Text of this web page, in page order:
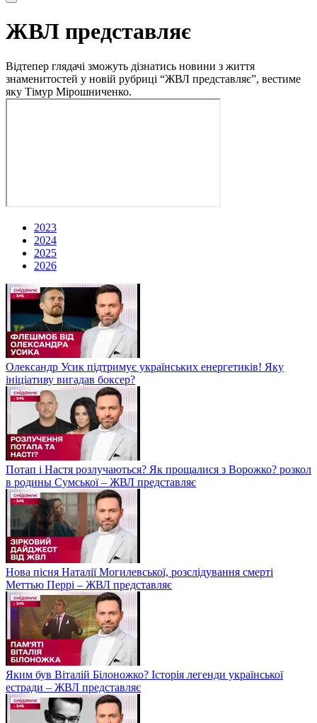
ЖВЛ представляє
Відтепер глядачі зможуть дізнатись новини з життя
знаменитостей у новій рубриці “ЖВЛ представляє”, вестиме
яку Тімур Мірошниченко.
2023
2024
2025
2026
Олександр Усик підтримує українських енергетиків! Яку
ініціативу вигадав боксер?
Потап і Настя розлучаються? Як прощалися з Ворожко? розкол
в родины Сумської – ЖВЛ представляє
Нова пісня Наталії Могилевської, розслідування смерті
Меттью Перрі – ЖВЛ представляє
Яким був Віталій Білоножко? Історія легенди української
естради – ЖВЛ представляє